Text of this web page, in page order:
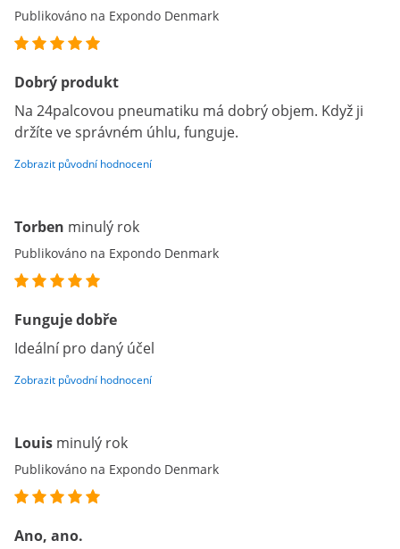
Publikováno na Expondo Denmark
Dobrý produkt
Na 24palcovou pneumatiku má dobrý objem. Když ji
držíte ve správném úhlu, funguje.
Zobrazit původní hodnocení
Torben minulý rok
Publikováno na Expondo Denmark
Funguje dobře
Ideální pro daný účel
Zobrazit původní hodnocení
Louis minulý rok
Publikováno na Expondo Denmark
Ano, ano.